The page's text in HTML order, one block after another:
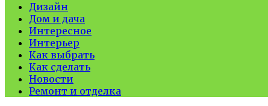
Дизайн
Дом и дача
Интересное
Интерьер
Как выбрать
Как сделать
Новости
Ремонт и отделка